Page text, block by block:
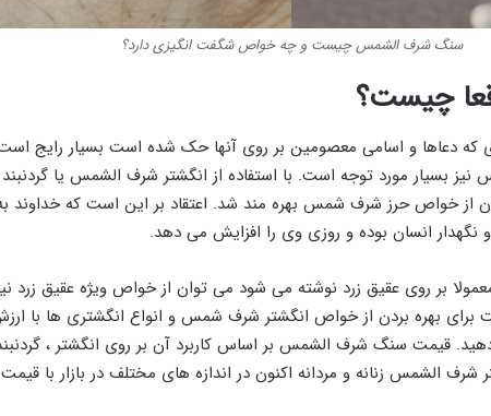
سنگ شرف الشمس چیست و چه خواص شگفت انگیزی دارد؟
چیست؟
که دعاها و اسامی معصومین بر روی آنها حک شده است بسیار رایج
نیز بسیار مورد توجه است. با استفاده از انگشتر شرف الشمس یا
از خواص حرز شرف شمس بهره مند شد. اعتقاد بر این است که خداوند
انسان بوده و روزی وی را افزایش می دهد.
بر روی عقیق زرد نوشته می شود می توان از خواص ویژه عقیق زرد
برای بهره بردن از خواص انگشتر شرف شمس و انواع انگشتری ها با
قیمت سنگ شرف الشمس بر اساس کاربرد آن بر روی انگشتر ،
شرف الشمس زنانه و مردانه اکنون در اندازه های مختلف در بازار با